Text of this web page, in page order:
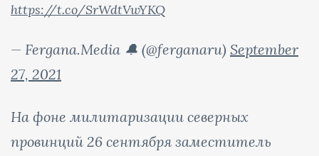
https://t.co/SrWdtVwYKQ
— Fergana.Media 🔔 (@ferganaru) September
27, 2021
На фоне милитаризации северных
провинций 26 сентября заместитель